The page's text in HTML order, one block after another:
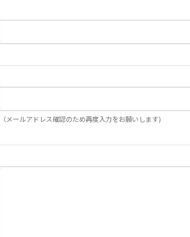
（メールアドレス確認のため再度入力をお願いします)